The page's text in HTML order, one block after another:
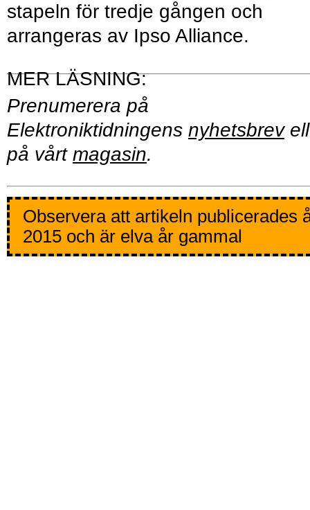
stapeln för tredje gången och
arrangeras av Ipso Alliance.
Prenumerera på
Elektroniktidningens nyhetsbrev
på vårt magasin.
Observera att artikeln publicerades
2015 och är elva år gammal